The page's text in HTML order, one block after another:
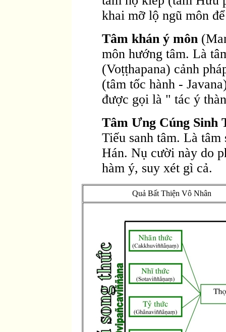
khai mỡ lộ ngũ môn
Tâm khán ý môn
môn hướng tâm. Là
(Voṭṭhapana) cảnh
(tâm tốc hành -
được gọi là " tác ý
Tâm Ưng Cúng Sinh
Tiếu sanh tâm. Là
Hán. Nụ cười này do
hàm ý, suy xét gì cả.
Quả Bất Thiện Vô Nhân